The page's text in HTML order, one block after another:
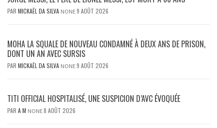
PAR MICKAËL DA SILVA NONE9 AOÛT 2026
MOHA LA SQUALE DE NOUVEAU CONDAMNÉ À DEUX ANS DE PRISON,
DONT UN AN AVEC SURSIS
PAR MICKAËL DA SILVA NONE9 AOÛT 2026
TITI OFFICIAL HOSPITALISÉ, UNE SUSPICION D’AVC ÉVOQUÉE
PAR A M NONE8 AOÛT 2026